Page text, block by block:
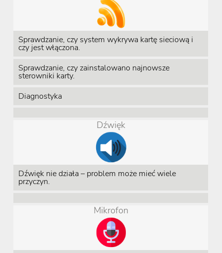
Sprawdzanie, czy system wykrywa kartę sieciową i
czy jest włączona.
Sprawdzanie, czy zainstalowano najnowsze
sterowniki karty.
Diagnostyka
Dźwięk
Dźwięk nie działa – problem może mieć wiele
przyczyn.
Mikrofon